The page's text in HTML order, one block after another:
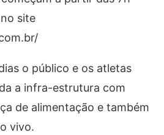
site
o público e os atletas
a infra-estrutura com
de alimentação e também
vivo.